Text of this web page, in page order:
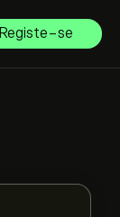
Registe-se